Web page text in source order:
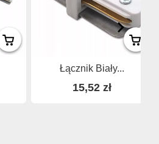
Łącznik Biały...
15,52 zł